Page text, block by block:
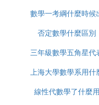
且還存在原始、膚淺
接經驗的獲得，是構
當然，要使這類經驗
一個判斷、篩選、確
知的結果並不一定是
數學一考綱什麼時候
否定數學什麼區別
三年級數學五角星代
什麼數
上海大學數學系用什
教材
線性代數學了什麼用